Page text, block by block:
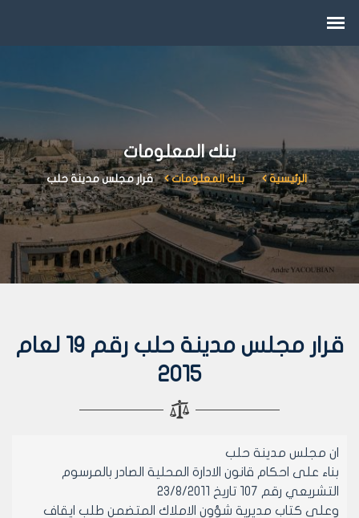
بنك المعلومات
الرئيسية بنك المعلومات قرار مجلس مدينة حلب
قرار مجلس مدينة حلب رقم 19 لعام
2015
ان مجلس مدينة حلب
بناء على احكام قانون الادارة المحلية الصادر بالمرسوم
التشريعي رقم 107 تاريخ 23/8/2011
وعلى كتاب مديرية شؤون الاملاك المتضمن طلب ايقاف